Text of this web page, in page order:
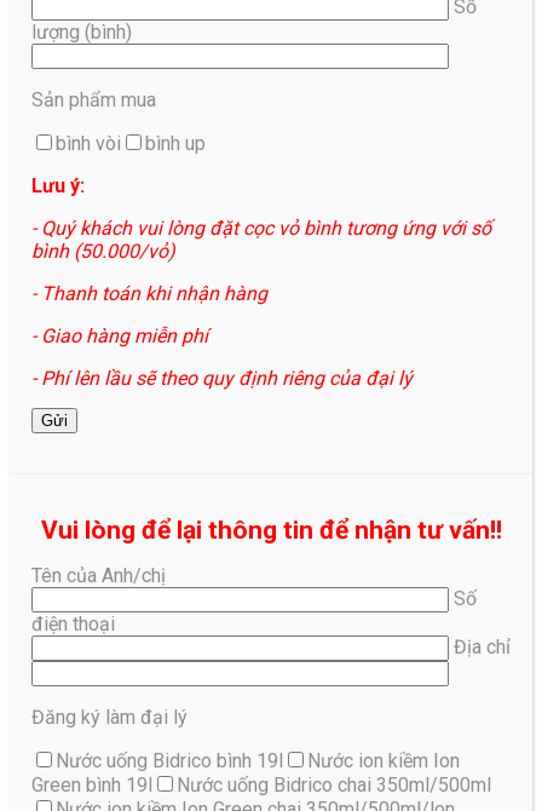
Số
lượng (bình)
Sản phẩm mua
bình vòi
bình up
Lưu ý:
- Quý khách vui lòng đặt cọc vỏ bình tương ứng với số
bình (50.000/vỏ)
- Thanh toán khi nhận hàng
- Giao hàng miễn phí
- Phí lên lầu sẽ theo quy định riêng của đại lý
Vui lòng để lại thông tin để nhận tư vấn!!
Tên của Anh/chị
Số
điện thoại
Địa chỉ
Đăng ký làm đại lý
Nước uống Bidrico bình 19l
Nước ion kiềm Ion
Green bình 19l
Nước uống Bidrico chai 350ml/500ml